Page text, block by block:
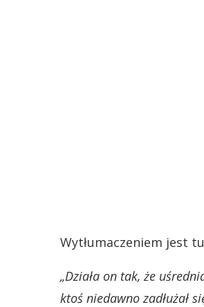
Wytłumaczeniem jest
„Działa on tak, że
ktoś niedawno zadłużał